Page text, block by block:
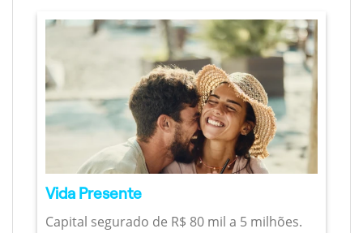
Vida Presente
Capital segurado de R$ 80 mil a 5 milhões.